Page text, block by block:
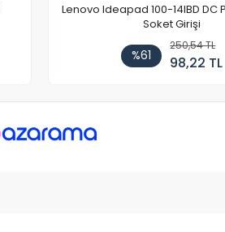
Lenovo Ideapad 100-14IBD DC
Soket Girişi
%61
250,54 TL
98,22 TL